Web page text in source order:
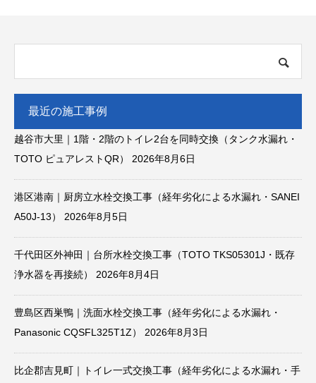
最近の施工事例
越谷市大里｜1階・2階のトイレ2台を同時交換（タンク水漏れ・
TOTO ピュアレストQR）
2026年8月6日
港区港南｜厨房立水栓交換工事（経年劣化による水漏れ・SANEI
A50J-13）
2026年8月5日
千代田区外神田｜台所水栓交換工事（TOTO TKS05301J・既存
浄水器を再接続）
2026年8月4日
豊島区西巣鴨｜洗面水栓交換工事（経年劣化による水漏れ・
Panasonic CQSFL325T1Z）
2026年8月3日
比企郡吉見町｜トイレ一式交換工事（経年劣化による水漏れ・手